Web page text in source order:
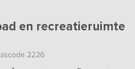
en recreatieruimte
2226